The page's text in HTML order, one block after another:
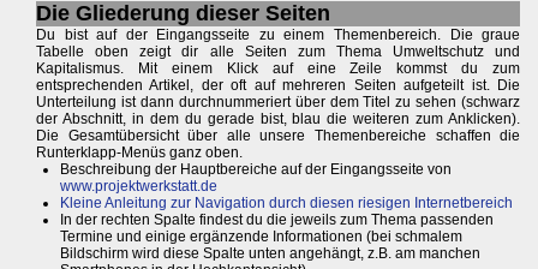
Die Gliederung dieser Seiten
Du bist auf der Eingangsseite zu einem Themenbereich. Die graue
Tabelle oben zeigt dir alle Seiten zum Thema Umweltschutz und
Kapitalismus. Mit einem Klick auf eine Zeile kommst du zum
entsprechenden Artikel, der oft auf mehreren Seiten aufgeteilt ist. Die
Unterteilung ist dann durchnummeriert über dem Titel zu sehen (schwarz
der Abschnitt, in dem du gerade bist, blau die weiteren zum Anklicken).
Die Gesamtübersicht über alle unsere Themenbereiche schaffen die
Runterklapp-Menüs ganz oben.
Beschreibung der Hauptbereiche auf der Eingangsseite von
www.projektwerkstatt.de
Kleine Anleitung zur Navigation durch diesen riesigen Internetbereich
In der rechten Spalte findest du die jeweils zum Thema passenden
Termine und einige ergänzende Informationen (bei schmalem
Bildschirm wird diese Spalte unten angehängt, z.B. am manchen